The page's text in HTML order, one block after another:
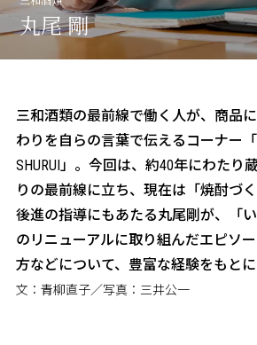
丸尾 剛
三和酒類の最前線で働く人が、商品
わりを自らの言葉で伝えるコーナー「
SHURUI」。今回は、約40年にわたり
りの最前線に立ち、現在は「焼酎づ
後進の指導にもあたる丸尾剛が、「い
のリニューアルに取り組んだエピソ
方などについて、豊富な経験をもとに
文：青柳直子／写真：三井公一